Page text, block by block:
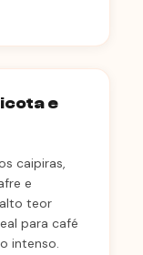
e
caipiras,
e
teor
para café
intenso.